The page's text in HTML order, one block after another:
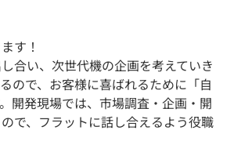
す！
合い、次世代機の企画を考えていき
ので、お客様に喜ばれるために「自
開発現場では、市場調査・企画・開
で、フラットに話し合えるよう役職